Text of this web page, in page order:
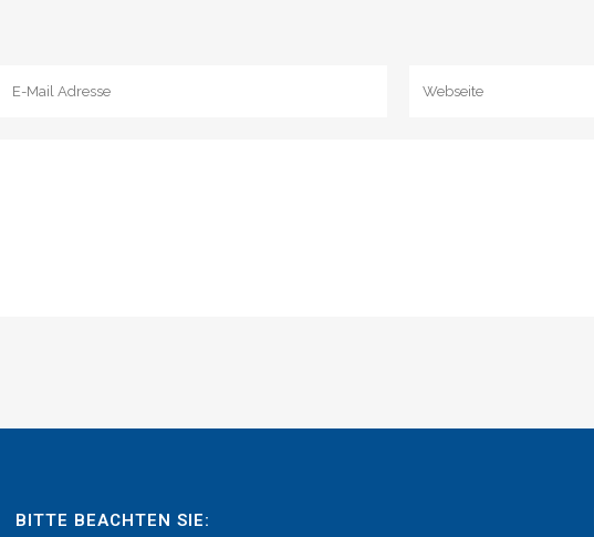
BITTE BEACHTEN SIE: